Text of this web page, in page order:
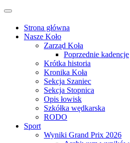
Przejdź
treści
Przełącz
Strona główna
Nasze Koło
Zarząd Koła
Poprzednie kadencje
Krótka historia
Kronika Koła
Sekcja Szaniec
Sekcja Stopnica
Opis łowisk
Szkółka wędkarska
RODO
Sport
Wyniki Grand Prix 2026